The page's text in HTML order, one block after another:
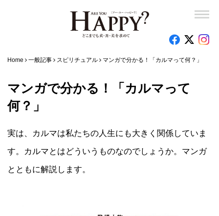
Home 一般記事 スピリチュアル マンガで分かる！「カルマって何？」
マンガで分かる！「カルマって
何？」
実は、カルマは私たちの人生にも大きく関係していま
す。カルマとはどういうものなのでしょうか。マンガ
とともに解説します。